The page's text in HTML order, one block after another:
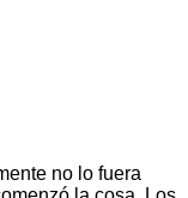
no lo fuera